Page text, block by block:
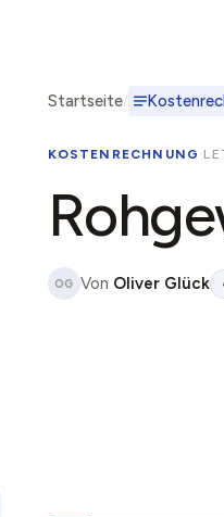
Startseite
KOSTENRECHNUNG ·
OG Von Oliver Glück